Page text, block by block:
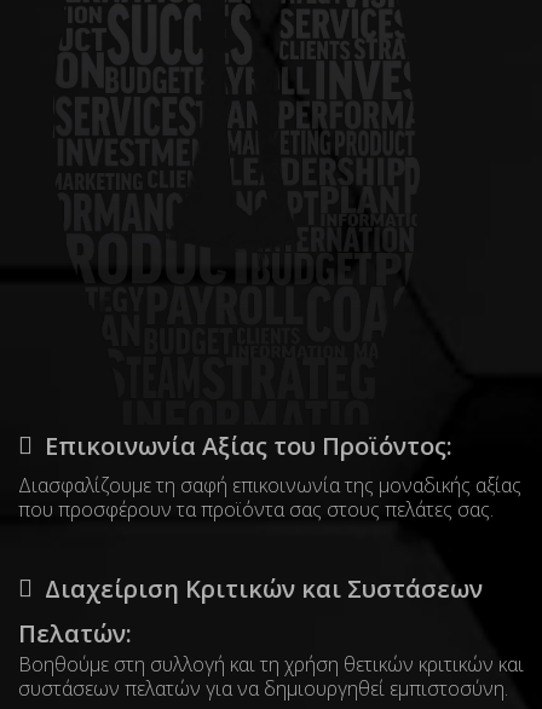
Επικοινωνία Αξίας του Προϊόντος:
Διασφαλίζουμε τη σαφή επικοινωνία της μοναδικής αξίας
που προσφέρουν τα προϊόντα σας στους πελάτες σας.
Διαχείριση Κριτικών και Συστάσεων
Πελατών:
Βοηθούμε στη συλλογή και τη χρήση θετικών κριτικών και
συστάσεων πελατών για να δημιουργηθεί εμπιστοσύνη.